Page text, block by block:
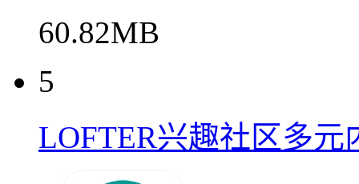
60.82MB
5
LOFTER兴趣社区多元